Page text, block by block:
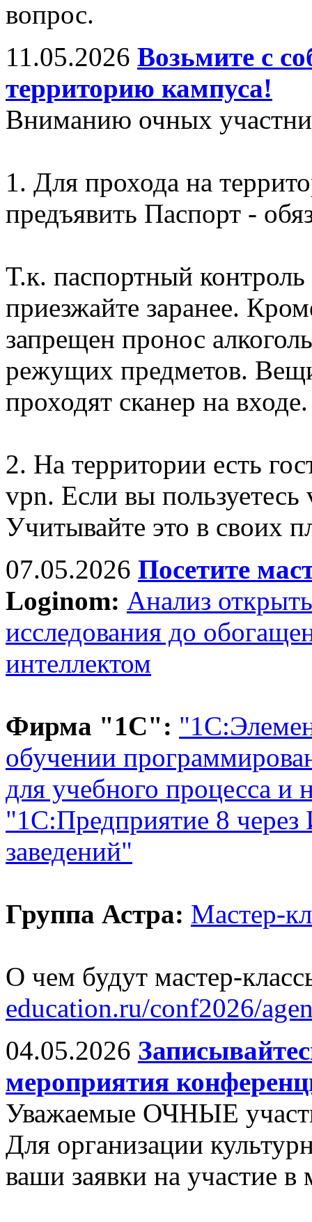
вопрос.
11.05.2026 Возьмите с
территорию кампуса!
Вниманию очных
1. Для прохода на
предъявить Паспорт -
Т.к. паспортный
приезжайте заранее.
запрещен пронос
режущих предметов.
проходят сканер на входе.
2. На территории есть
vpn. Если вы
Учитывайте это в своих
07.05.2026 Посетите
Loginom: Анализ
исследования до
интеллектом
Фирма "1С":
обучении
для учебного процесса и
"1С:Предприятие 8 через
заведений"
Группа Астра: Мастер-
О чем будут мастер-
education.ru/conf2026/
04.05.2026
мероприятия
Уважаемые ОЧНЫЕ
Для организации
ваши заявки на участие в